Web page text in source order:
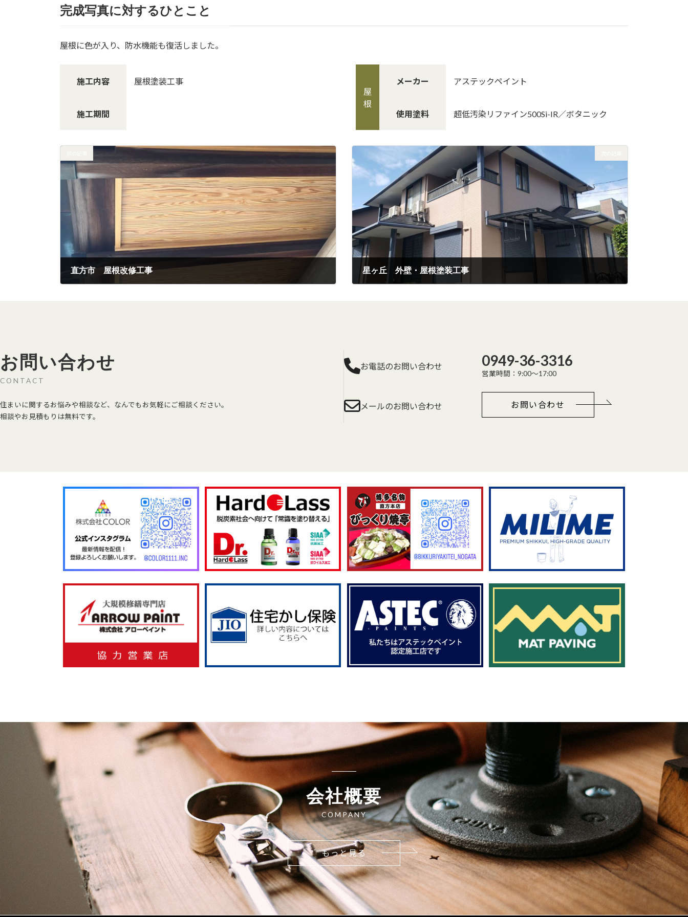
完成写真に対するひとこと
屋根に色が入り、防水機能も復活しました。
施工内容 屋根塗装工事
施工期間
屋
根
メーカー アステックペイント
使用塗料 超低汚染リファイン500Si-IR／ボタニック
直方市 屋根改修工事 星ヶ丘 外壁・屋根塗装工事
お問い合わせ
CONTACT
住まいに関するお悩みや相談など、なんでもお気軽にご相談ください。
相談やお見積もりは無料です。
お電話のお問い合わせ 0949-36-3316
営業時間：9:00～17:00
メールのお問い合わせ お問い合わせ
会社概要
COMPANY
もっと見る